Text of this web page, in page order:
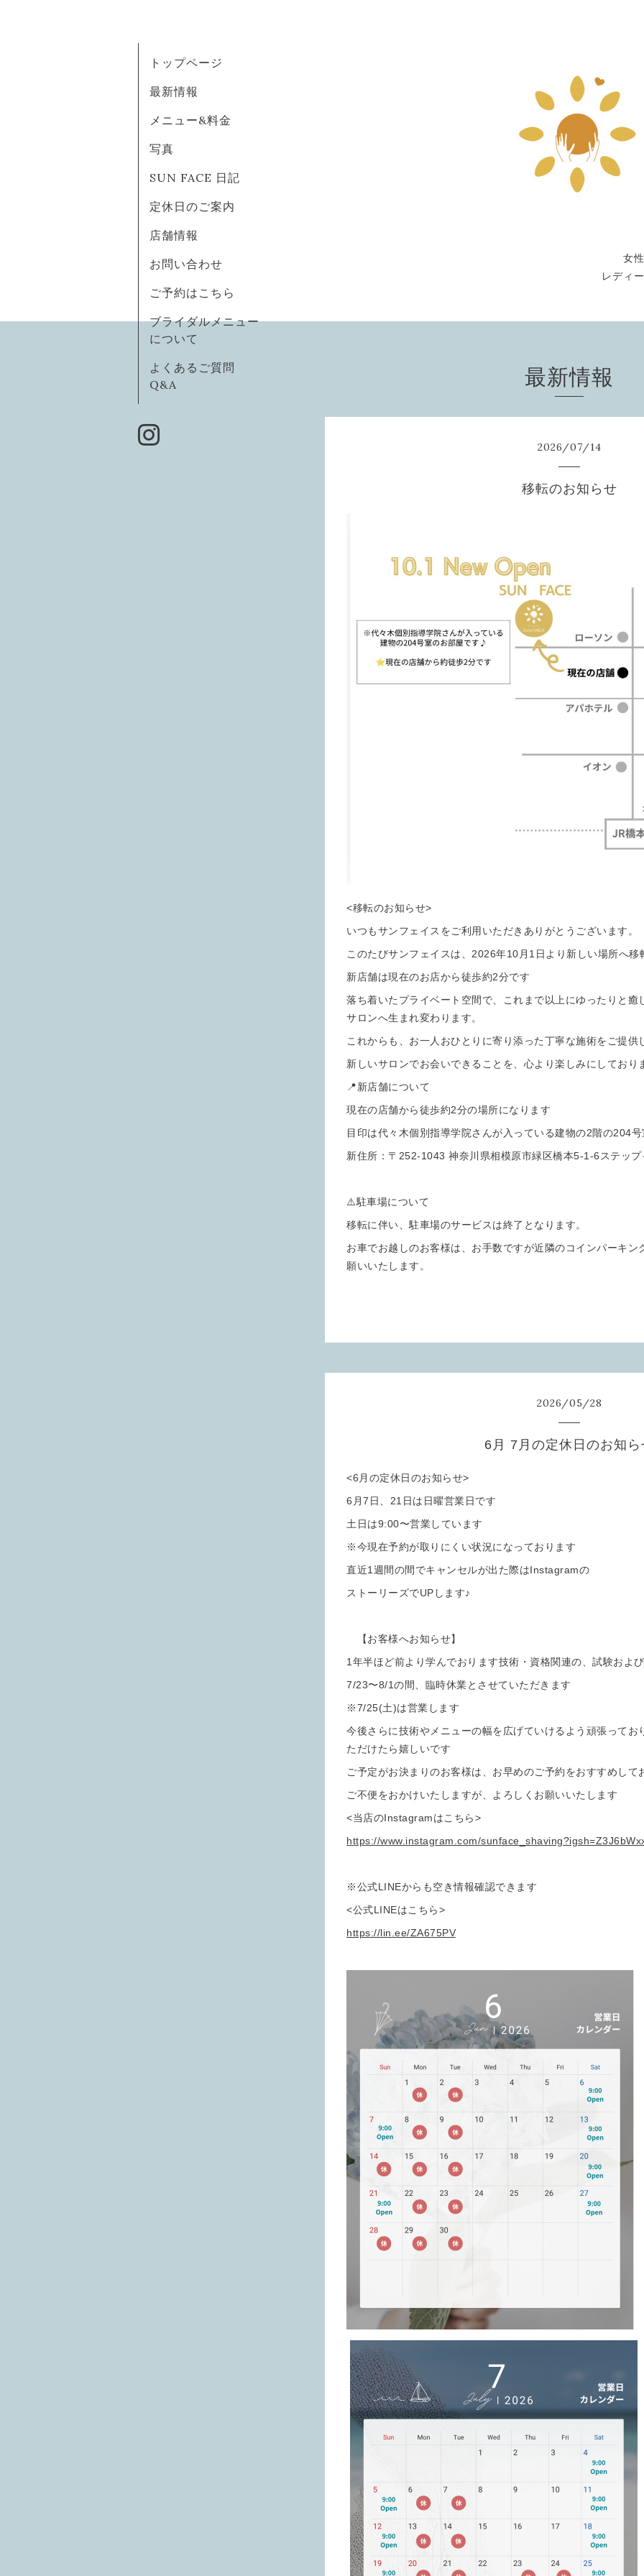
女
レディ
トップページ
最新情報
メニュー&料金
写真
SUN FACE 日記
定休日のご案内
店舗情報
お問い合わせ
ご予約はこちら
ブライダルメニュー
について
よくあるご質問
Q&A
最新情報
2026/07/14
移転のお知らせ
<移転のお知らせ>
いつもサンフェイスをご利用いただきありがとうございます。
このたびサンフェイスは、2026年10月1日より新しい場所へ移
新店舗は現在のお店から徒歩約2分です
落ち着いたプライベート空間で、これまで以上にゆったりと癒
サロンへ生まれ変わります。
これからも、お一人おひとりに寄り添った丁寧な施術をご提供
新しいサロンでお会いできることを、心より楽しみにしており
📍新店舗について
現在の店舗から徒歩約2分の場所になります
目印は代々木個別指導学院さんが入っている建物の2階の204
新住所：〒252-1043 神奈川県相模原市緑区橋本5-1-6ステッ
⚠️駐車場について
移転に伴い、駐車場のサービスは終了となります。
お車でお越しのお客様は、お手数ですが近隣のコインパーキン
願いいたします。
2026/05/28
6月 7月の定休日のお知ら
<6月の定休日のお知らせ>
6月7日、21日は日曜営業日です
土日は9:00〜営業しています
※今現在予約が取りにくい状況になっております
直近1週間の間でキャンセルが出た際はInstagramの
ストーリーズでUPします♪
【お客様へお知らせ】
1年半ほど前より学んでおります技術・資格関連の、試験およ
7/23〜8/1の間、臨時休業とさせていただきます
※7/25(土)は営業します
今後さらに技術やメニューの幅を広げていけるよう頑張ってお
ただけたら嬉しいです
ご予定がお決まりのお客様は、お早めのご予約をおすすめして
ご不便をおかけいたしますが、よろしくお願いいたします
<当店のInstagramはこちら>
https://www.instagram.com/
※公式LINEからも空き情報確認できます
<公式LINEはこちら>
https://lin.ee/ZA675PV